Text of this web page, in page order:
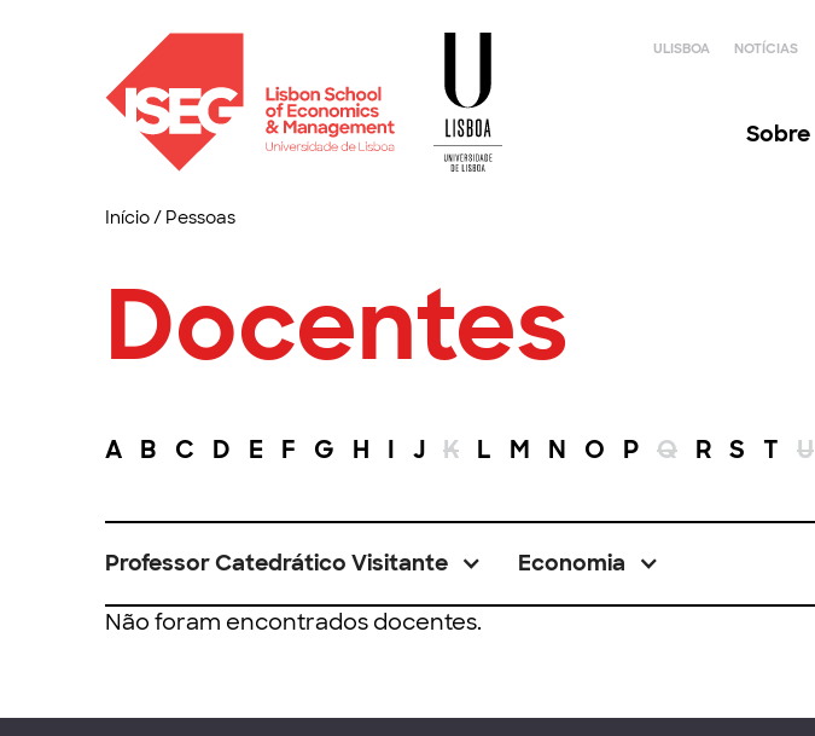
ULISBOA NOTÍCIAS
Sobre
Início/ Pessoas
Docentes
A B C D E F G H I J K L M N O P Q R S T U
Professor Catedrático Visitante Economia
Não foram encontrados docentes.